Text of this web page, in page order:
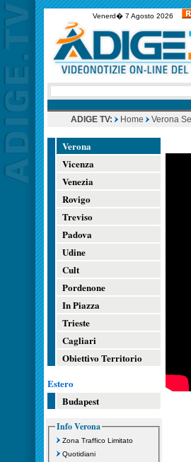
Venerd� 7 Agosto 2026
ADIGE TV: Home Verona
Verona
Vicenza
Venezia
Rovigo
Treviso
Padova
Udine
Cult
Pordenone
In Piazza
Trieste
Cagliari
Obiettivo Territorio
Estero
Budapest
Info Verona
Zona Traffico Limitato
Quotidiani